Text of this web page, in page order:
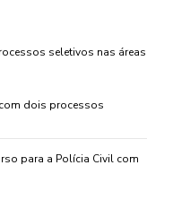
seletivos nas áreas
dois processos
para a Polícia Civil com